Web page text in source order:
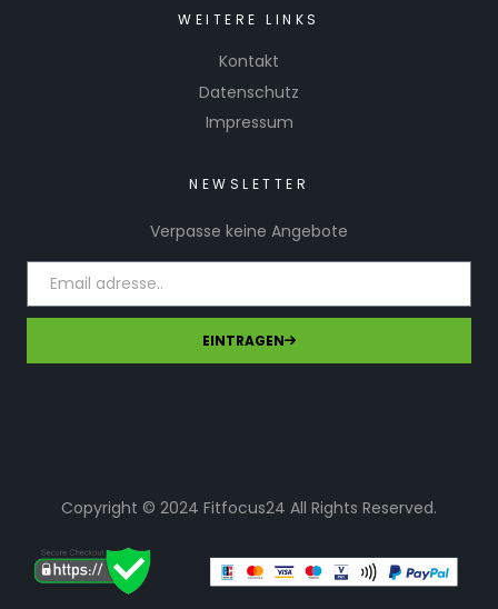
WEITERE LINKS
Kontakt
Datenschutz
Impressum
NEWSLETTER
Verpasse keine Angebote
EINTRAGEN
Copyright © 2024 Fitfocus24 All Rights Reserved.